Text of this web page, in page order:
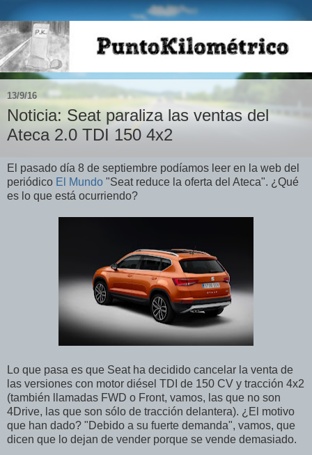
13/9/16
Noticia: Seat paraliza las ventas del
Ateca 2.0 TDI 150 4x2
El pasado día 8 de septiembre podíamos leer en la web del
periódico El Mundo "Seat reduce la oferta del Ateca". ¿Qué
es lo que está ocurriendo?
Lo que pasa es que Seat ha decidido cancelar la venta de
las versiones con motor diésel TDI de 150 CV y tracción 4x2
(también llamadas FWD o Front, vamos, las que no son
4Drive, las que son sólo de tracción delantera). ¿El motivo
que han dado? "Debido a su fuerte demanda", vamos, que
dicen que lo dejan de vender porque se vende demasiado.